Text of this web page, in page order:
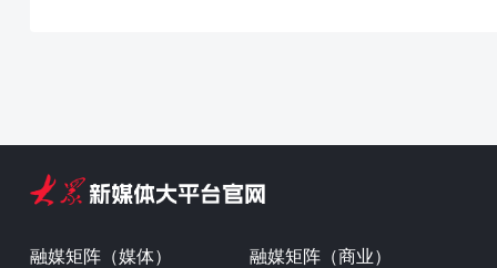
融媒矩阵（媒体） 融媒矩阵（商业）